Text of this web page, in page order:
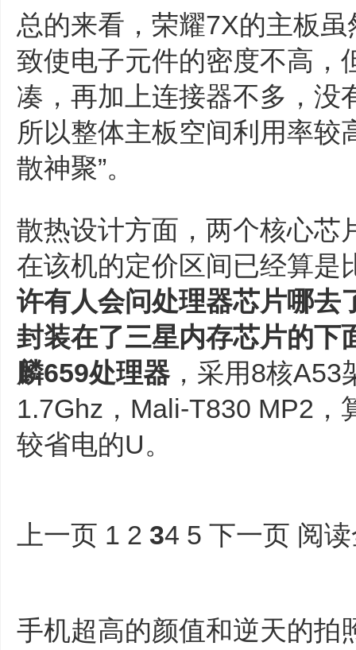
总的来看，荣耀7X的主板
致使电子元件的密度不高，
凑，再加上连接器不多，没
所以整体主板空间利用率较
散神聚”。
散热设计方面，两个核心芯
在该机的定价区间已经算是
许有人会问处理器芯片哪去
封装在了三星内存芯片的下
麟659处理器，采用8核A53
1.7Ghz，Mali-T830 MP2，
较省电的U。
上一页 1 2 34 5 下一页 阅
手机超高的颜值和逆天的拍